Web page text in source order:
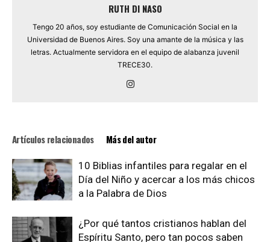
RUTH DI NASO
Tengo 20 años, soy estudiante de Comunicación Social en la
Universidad de Buenos Aires. Soy una amante de la música y las
letras. Actualmente servidora en el equipo de alabanza juvenil
TRECE30.
Artículos relacionados Más del autor
10 Biblias infantiles para regalar en el
Día del Niño y acercar a los más chicos
a la Palabra de Dios
¿Por qué tantos cristianos hablan del
Espíritu Santo, pero tan pocos saben